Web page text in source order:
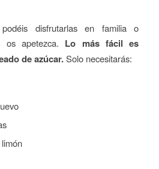
disfrutarlas en familia o
os apetezca. Lo más fácil es
de azúcar.Solo necesitarás: